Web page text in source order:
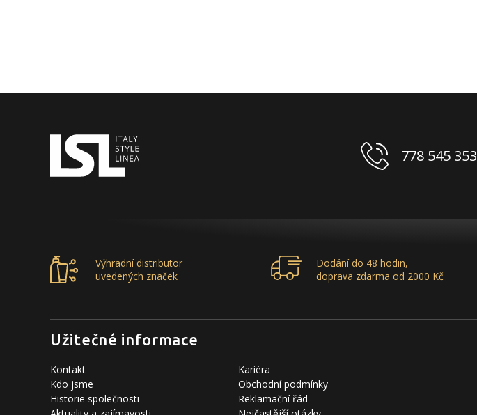
778 545 353
Výhradní distributor
uvedených značek
Dodání do 48 hodin,
doprava zdarma od 2000 Kč
Užitečné informace
Kontakt
Kdo jsme
Historie společnosti
Kariéra
Obchodní podmínky
Reklamační řád